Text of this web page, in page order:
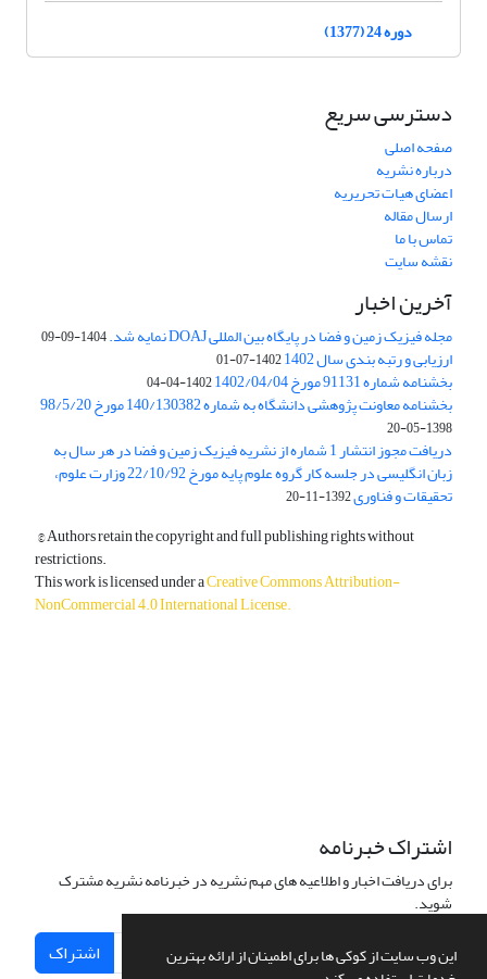
این وب سایت از کوکی ها برای اطمینان از ارائه بهترین
دوره 24 (1377)
دسترسی سریع
صفحه اصلی
درباره نشریه
اعضای هیات تحریریه
ارسال مقاله
تماس با ما
نقشه سایت
آخرین اخبار
مجله فیزیک زمین و فضا در پایگاه بین المللی DOAJ نمایه شد. 1404-09-09
ارزیابی و رتبه بندی سال 1402 1402-07-01
بخشنامه شماره 91131 مورخ 1402/04/04 1402-04-04
بخشنامه معاونت پژوهشی دانشگاه به شماره 140/130382 مورخ 98/5/20
1398-05-20
دریافت مجوز انتشار 1 شماره از نشریه فیزیک زمین و فضا در هر سال به
زبان انگلیسی در جلسه کار گروه علوم پایه مورخ 22/10/92 وزارت علوم،
تحقیقات و فناوری1392-11-20
© Authors retain the copyright and full publishing rights without
restrictions.
This work is licensed under aCreative Commons Attribution-
NonCommercial 4.0 International License.
اشتراک خبرنامه
برای دریافت اخبار و اطلاعیه های مهم نشریه در خبرنامه نشریه مشترک
شوید.
اشتراک